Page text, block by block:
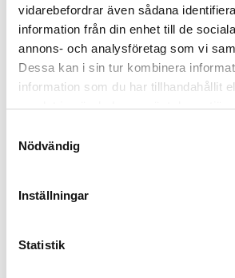
vidarebefordrar även sådana
information från din enhet till de
annons- och analysföretag som vi
Dessa kan i sin tur kombinera
information som du har tillhandahållit
samlat in när du har använt deras
Nödvändig
Inställningar
Statistik
-30% -30%